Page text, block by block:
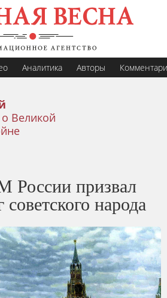
Аналитика Авторы
Великой
призвал
народа